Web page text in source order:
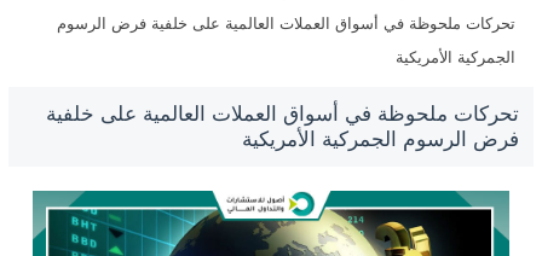
تحركات ملحوظة في أسواق العملات العالمية على خلفية فرض الرسوم
الجمركية الأمريكية
تحركات ملحوظة في أسواق العملات العالمية على خلفية
فرض الرسوم الجمركية الأمريكية